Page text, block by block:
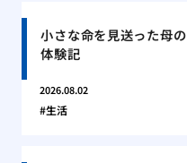
小さな命を見送った母の
体験記
2026.08.02
生活